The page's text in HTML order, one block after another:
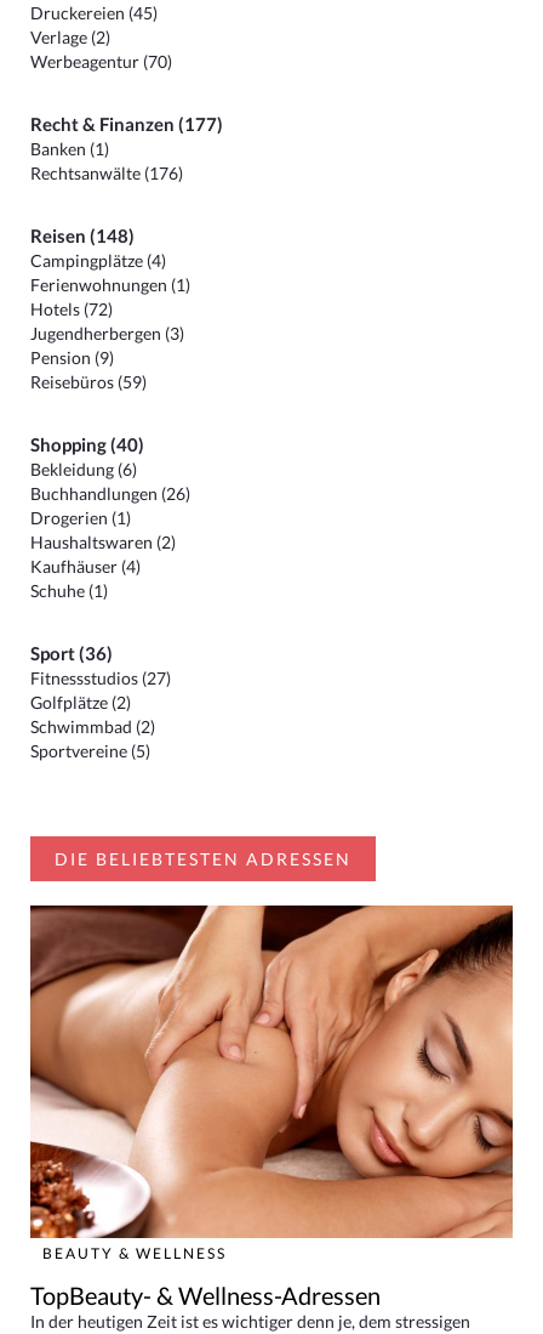
Druckereien (45)
Verlage (2)
Werbeagentur (70)
Recht & Finanzen (177)
Banken (1)
Rechtsanwälte (176)
Reisen (148)
Campingplätze (4)
Ferienwohnungen (1)
Hotels (72)
Jugendherbergen (3)
Pension (9)
Reisebüros (59)
Shopping (40)
Bekleidung (6)
Buchhandlungen (26)
Drogerien (1)
Haushaltswaren (2)
Kaufhäuser (4)
Schuhe (1)
Sport (36)
Fitnessstudios (27)
Golfplätze (2)
Schwimmbad (2)
Sportvereine (5)
DIE BELIEBTESTEN ADRESSEN
BEAUTY & WELLNESS
TopBeauty- & Wellness-Adressen
In der heutigen Zeit ist es wichtiger denn je, dem stressigen